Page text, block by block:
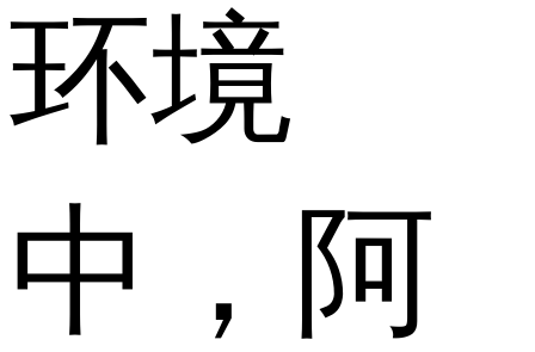
环境
中，阿